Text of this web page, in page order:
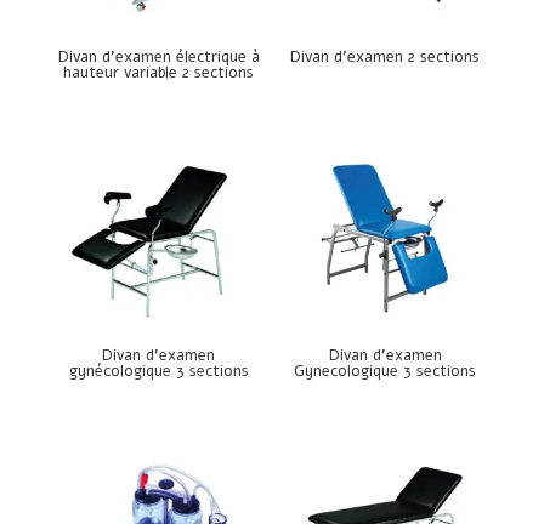
Divan d’examen électrique à
hauteur variable 2 sections
Divan d’examen 2 sections
Divan d’examen
gynécologique 3 sections
Divan d’examen
Gynecologique 3 sections